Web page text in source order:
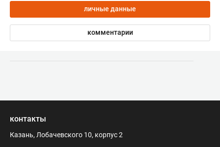
личные данные
комментарии
контакты
Казань, Лобачевского 10, корпус 2